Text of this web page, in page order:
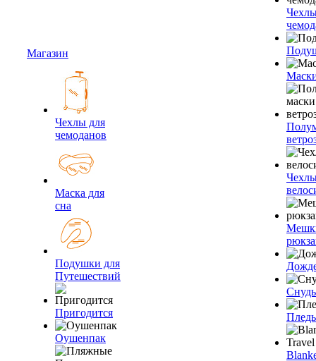
Магазин
Чехлы для
чемоданов
Маска для
сна
Подушки для
Путешествий
Пригодится
Оушенпак